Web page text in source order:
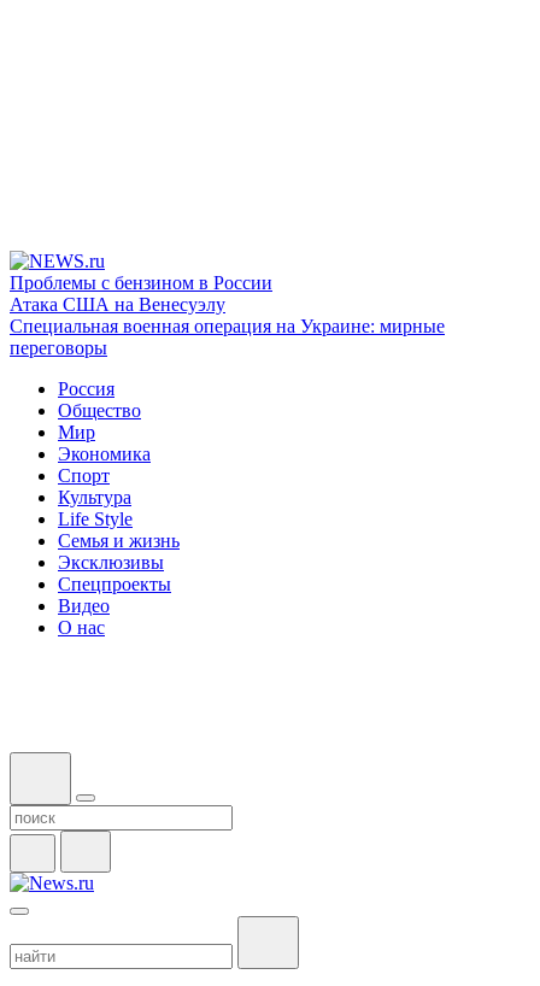
Проблемы с бензином в России
Атака США на Венесуэлу
Специальная военная операция на Украине: мирные
переговоры
Россия
Общество
Мир
Экономика
Спорт
Культура
Life Style
Семья и жизнь
Эксклюзивы
Спецпроекты
Видео
О нас